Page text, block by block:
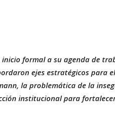
inicio formal a su agenda de
ejes estratégicos para
la problemática de la
institucional para